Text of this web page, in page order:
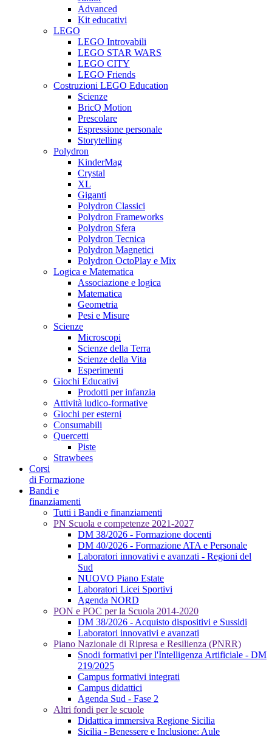
Advanced
Kit educativi
LEGO
LEGO Introvabili
LEGO STAR WARS
LEGO CITY
LEGO Friends
Costruzioni LEGO Education
Scienze
BricQ Motion
Prescolare
Espressione personale
Storytelling
Polydron
KinderMag
Crystal
XL
Giganti
Polydron Classici
Polydron Frameworks
Polydron Sfera
Polydron Tecnica
Polydron Magnetici
Polydron OctoPlay e Mix
Logica e Matematica
Associazione e logica
Matematica
Geometria
Pesi e Misure
Scienze
Microscopi
Scienze della Terra
Scienze della Vita
Esperimenti
Giochi Educativi
Prodotti per infanzia
Attività ludico-formative
Giochi per esterni
Consumabili
Quercetti
Piste
Strawbees
Corsi
di Formazione
Bandi e
finanziamenti
Tutti i Bandi e finanziamenti
PN Scuola e competenze 2021-2027
DM 38/2026 - Formazione docenti
DM 40/2026 - Formazione ATA e Personale
Laboratori innovativi e avanzati - Regioni del
Sud
NUOVO Piano Estate
Laboratori Licei Sportivi
Agenda NORD
PON e POC per la Scuola 2014-2020
DM 38/2026 - Acquisto dispositivi e Sussidi
Laboratori innovativi e avanzati
Piano Nazionale di Ripresa e Resilienza (PNRR)
Snodi formativi per l'Intelligenza Artificiale - DM
219/2025
Campus formativi integrati
Campus didattici
Agenda Sud - Fase 2
Altri fondi per le scuole
Didattica immersiva Regione Sicilia
Sicilia - Benessere e Inclusione: Aule